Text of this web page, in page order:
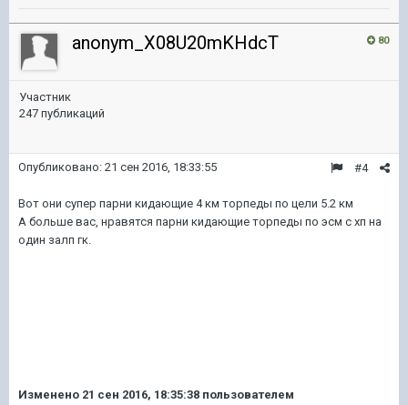
80
anonym_X08U20mKHdcT
Участник
247 публикаций
#4
Опубликовано: 21 сен 2016, 18:33:55
Вот они супер парни кидающие 4 км торпеды по цели 5.2 км
А больше вас, нравятся парни кидающие торпеды по эсм с хп на
один залп гк.
Изменено 21 сен 2016, 18:35:38 пользователем